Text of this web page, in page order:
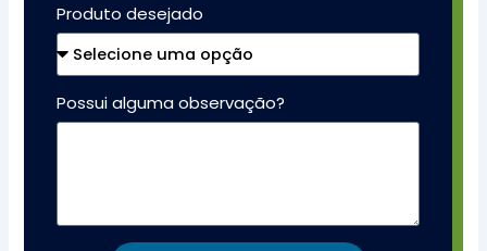
Produto desejado
Possui alguma observação?